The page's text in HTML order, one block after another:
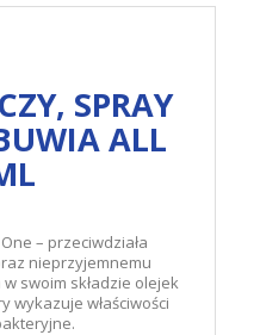
SPRAY
ALL
– przeciwdziała
nieprzyjemnemu
swoim składzie olejek
wykazuje właściwości